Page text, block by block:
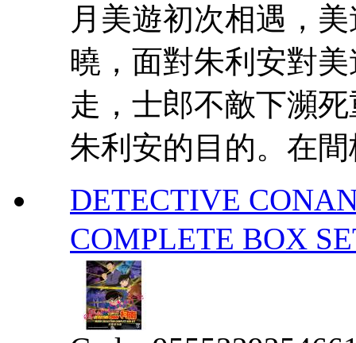
月美遊初次相遇，
曉，面對朱利安對
走，士郎不敵下瀕
朱利安的目的。在
DETECTIVE
COMPLETE BOX